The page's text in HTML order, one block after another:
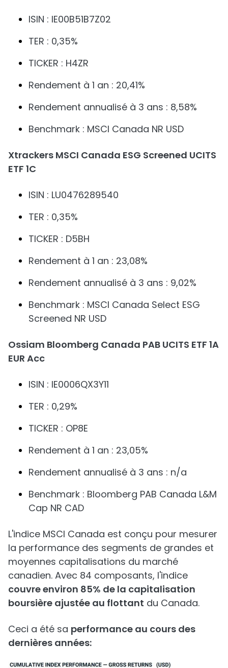
ISIN : IE00B51B7Z02
TER : 0,35%
TICKER : H4ZR
Rendement à 1 an : 20,41%
Rendement annualisé à 3 ans : 8,58%
Benchmark : MSCI Canada NR USD
Xtrackers MSCI Canada ESG Screened UCITS
ETF 1C
ISIN : LU0476289540
TER : 0,35%
TICKER : D5BH
Rendement à 1 an : 23,08%
Rendement annualisé à 3 ans : 9,02%
Benchmark : MSCI Canada Select ESG
Screened NR USD
Ossiam Bloomberg Canada PAB UCITS ETF 1A
EUR Acc
ISIN : IE0006QX3Y11
TER : 0,29%
TICKER : OP8E
Rendement à 1 an : 23,05%
Rendement annualisé à 3 ans : n/a
Benchmark : Bloomberg PAB Canada L&M
Cap NR CAD
L'indice MSCI Canada est conçu pour mesurer
la performance des segments de grandes et
moyennes capitalisations du marché
canadien. Avec 84 composants, l'indice
couvre environ 85% de la capitalisation
boursière ajustée au flottant du Canada.
Ceci a été sa performance au cours des
dernières années: